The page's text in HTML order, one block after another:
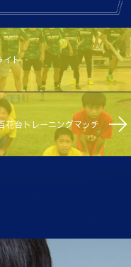
ト
台トレーニングマッチ